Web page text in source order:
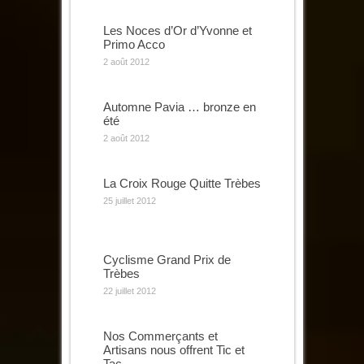
Les Noces d’Or d’Yvonne et
Primo Acco
2 août 2012
Automne Pavia … bronze en
été
2 août 2012
La Croix Rouge Quitte Trèbes
25 juillet 2012
Cyclisme Grand Prix de
Trèbes
22 juillet 2012
Nos Commerçants et
Artisans nous offrent Tic et